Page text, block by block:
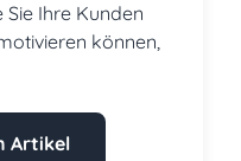
Ihre Kunden
können,
Artikel